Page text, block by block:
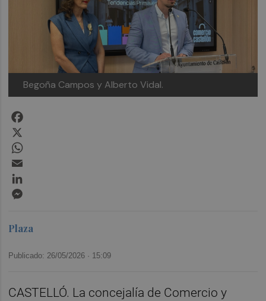
Begoña Campos y Alberto Vidal.
Plaza
Publicado: 26/05/2026 · 15:09
CASTELLÓ. La concejalía de Comercio y